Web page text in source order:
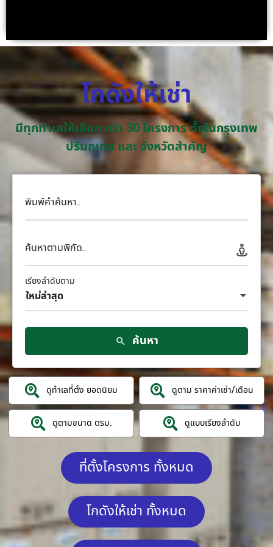
โกดังให้เช่า
มีทุกทำเลให้เลือก กว่า 30 โครงการ ทั้งในกรุงเทพ
ปริมณฑล และ จังหวัดสำคัญ
พิมพ์คำค้นหา..
ค้นหาตามพิกัด..
ใหม่ล่าสุด
เรียงลำดับตาม
ค้นหา
ดูทำเลที่ตั้ง ยอดนิยม ดูตาม ราคาค่าเช่า/เดือน
ดูตามขนาด ตรม. ดูแบบเรียงลำดับ
ที่ตั้งโครงการ ทั้งหมด
โกดังให้เช่า ทั้งหมด